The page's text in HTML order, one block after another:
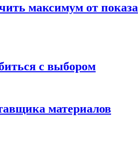
максимум от показа
с выбором
материалов